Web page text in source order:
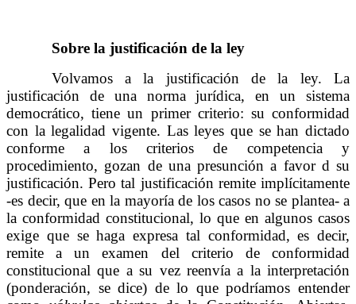
Sobre la justificación de la ley
Volvamos a la justificación de la ley. La
justificación de una norma jurídica, en un sistema
democrático, tiene un primer criterio: su conformidad
con la legalidad vigente. Las leyes que se han dictado
conforme a los criterios de competencia y
procedimiento, gozan de una presunción a favor d su
justificación. Pero tal justificación remite implícitamente
-es decir, que en la mayoría de los casos no se plantea- a
la conformidad constitucional, lo que en algunos casos
exige que se haga expresa tal conformidad, es decir,
remite a un examen del criterio de conformidad
constitucional que a su vez reenvía a la interpretación
(ponderación, se dice) de lo que podríamos entender